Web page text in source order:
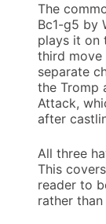
The
Bc1-g5 by
plays it on
third move
separate
the Tromp
Attack,
after
All three
This
reader to
rather than